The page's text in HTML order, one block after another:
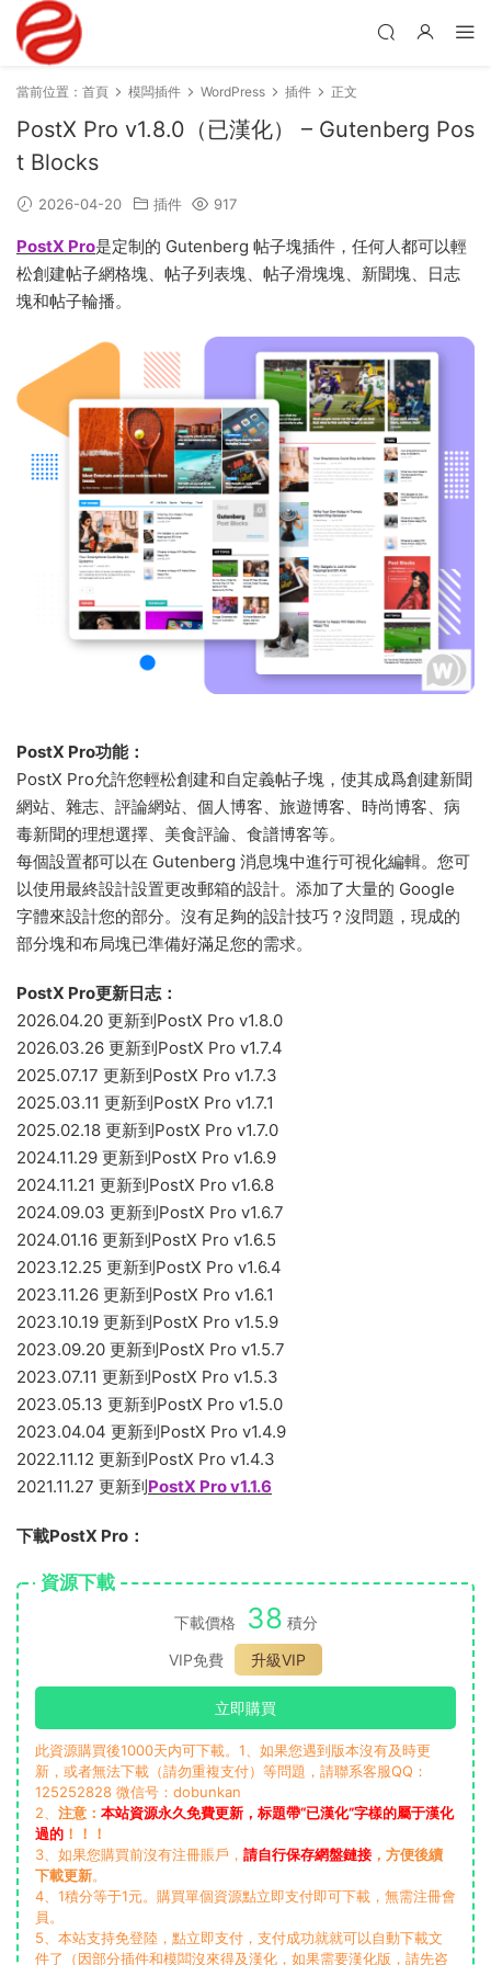
當前位置： 首頁 模闆插件 WordPress 插件 正文
PostX Pro v1.8.0（已漢化） – Gutenberg Pos
t Blocks
2026-04-20 插件 917
PostX Pro是定制的 Gutenberg 帖子塊插件，任何人都可以輕
松創建帖子網格塊、帖子列表塊、帖子滑塊塊、新聞塊、日志
塊和帖子輪播。
PostX Pro功能：
PostX Pro允許您輕松創建和自定義帖子塊，使其成爲創建新聞
網站、雜志、評論網站、個人博客、旅遊博客、時尚博客、病
毒新聞的理想選擇、美食評論、食譜博客等。
每個設置都可以在 Gutenberg 消息塊中進行可視化編輯。您可
以使用最終設計設置更改郵箱的設計。添加了大量的 Google
字體來設計您的部分。沒有足夠的設計技巧？沒問題，現成的
部分塊和布局塊已準備好滿足您的需求。
PostX Pro更新日志：
2026.04.20 更新到PostX Pro v1.8.0
2026.03.26 更新到PostX Pro v1.7.4
2025.07.17 更新到PostX Pro v1.7.3
2025.03.11 更新到PostX Pro v1.7.1
2025.02.18 更新到PostX Pro v1.7.0
2024.11.29 更新到PostX Pro v1.6.9
2024.11.21 更新到PostX Pro v1.6.8
2024.09.03 更新到PostX Pro v1.6.7
2024.01.16 更新到PostX Pro v1.6.5
2023.12.25 更新到PostX Pro v1.6.4
2023.11.26 更新到PostX Pro v1.6.1
2023.10.19 更新到PostX Pro v1.5.9
2023.09.20 更新到PostX Pro v1.5.7
2023.07.11 更新到PostX Pro v1.5.3
2023.05.13 更新到PostX Pro v1.5.0
2023.04.04 更新到PostX Pro v1.4.9
2022.11.12 更新到PostX Pro v1.4.3
2021.11.27 更新到 PostX Pro v1.1.6
下載PostX Pro：
資源下載
下載價格 38 積分
VIP免費
升級VIP
立即購買
此資源購買後1000天内可下載。1、如果您遇到版本沒有及時更
新，或者無法下載（請勿重複支付）等問題，請聯系客服QQ：
125252828 微信号：dobunkan
2、 注意： 本站資源永久免費更新，标題帶“已漢化”字樣的屬于漢化
過的 ！！！
3、如果您購買前沒有注冊賬戶， 請自行保存網盤鏈接 ，方便後續
下載更新。
4、1積分等于1元。購買單個資源點立即支付即可下載，無需注冊會
員。
5、本站支持免登陸，點立即支付，支付成功就就可以自動下載文
件了（因部分插件和模闆沒來得及漢化，如果需要漢化版，請先咨